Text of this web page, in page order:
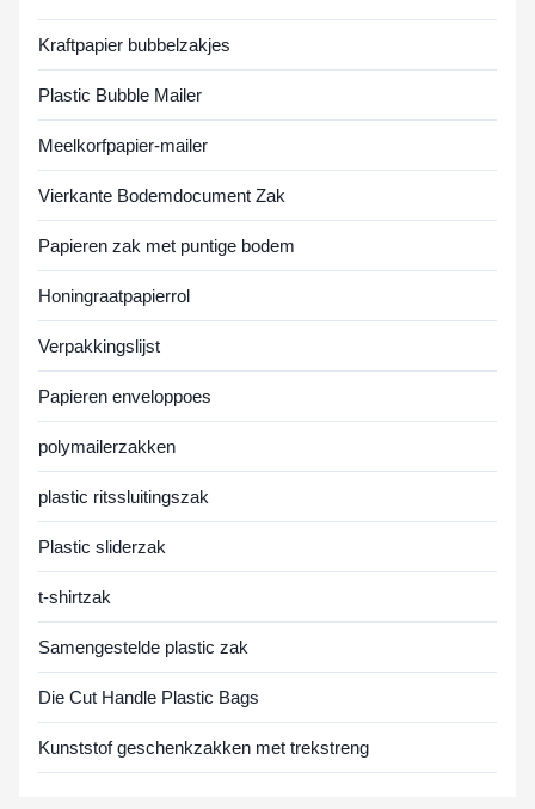
Kraftpapier bubbelzakjes
Plastic Bubble Mailer
Meelkorfpapier-mailer
Vierkante Bodemdocument Zak
Papieren zak met puntige bodem
Honingraatpapierrol
Verpakkingslijst
Papieren enveloppoes
polymailerzakken
plastic ritssluitingszak
Plastic sliderzak
t-shirtzak
Samengestelde plastic zak
Die Cut Handle Plastic Bags
Kunststof geschenkzakken met trekstreng